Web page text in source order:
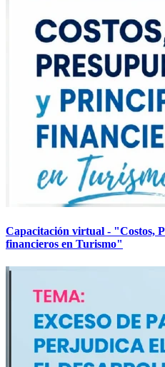
Capacitación virtual - "Costos,
financieros en Turismo"